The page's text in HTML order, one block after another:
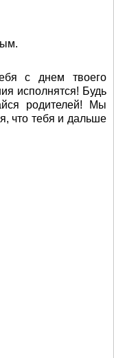
с днем твоего
исполнятся! Будь
родителей! Мы
что тебя и дальше